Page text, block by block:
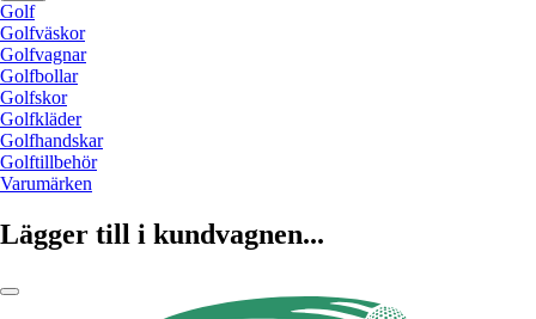
Golf
Golfväskor
Golfvagnar
Golfbollar
Golfskor
Golfkläder
Golfhandskar
Golftillbehör
Varumärken
Lägger till i kundvagnen...